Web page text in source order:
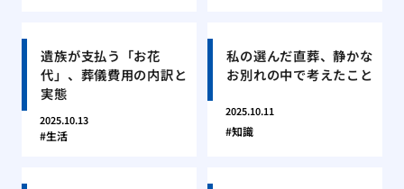
遺族が支払う「お花
代」、葬儀費用の内訳と
実態
2025.10.13
生活
私の選んだ直葬、静かな
お別れの中で考えたこと
2025.10.11
知識